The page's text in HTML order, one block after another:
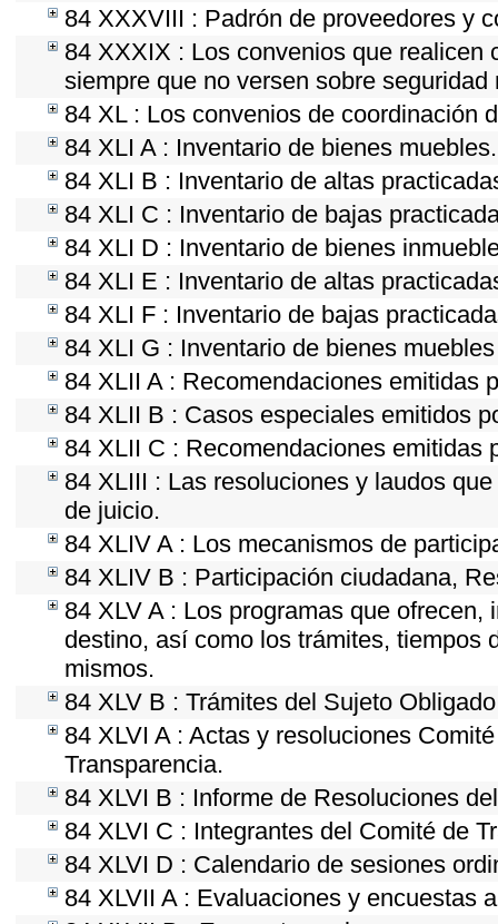
84 XXXVIII : Padrón de proveedores y
84 XXXIX : Los convenios que realicen
siempre que no versen sobre
84 XL : Los convenios de coordinación
84 XLI A : Inventario de bienes muebles.
84 XLI B : Inventario de altas
84 XLI C : Inventario de bajas
84 XLI D : Inventario de bienes
84 XLI E : Inventario de altas
84 XLI F : Inventario de bajas
84 XLI G : Inventario de bienes
84 XLII A : Recomendaciones emitidas
84 XLII B : Casos especiales emitidos
84 XLII C : Recomendaciones emitidas
84 XLIII : Las resoluciones y laudos
de juicio.
84 XLIV A : Los mecanismos de
84 XLIV B : Participación ciudadana,
84 XLV A : Los programas que
destino, así como los trámites, tiempos
mismos.
84 XLV B : Trámites del Sujeto
84 XLVI A : Actas y resoluciones
Transparencia.
84 XLVI B : Informe de Resoluciones
84 XLVI C : Integrantes del Comité de
84 XLVI D : Calendario de sesiones
84 XLVII A : Evaluaciones y encuestas